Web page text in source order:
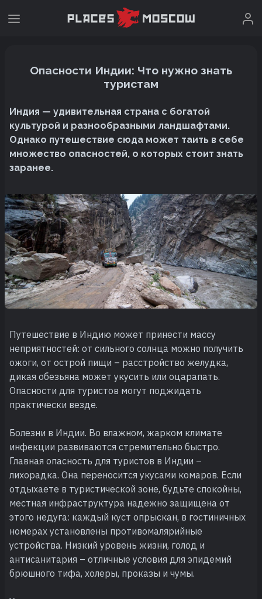
Опасности Индии: Что нужно знать
туристам
Индия — удивительная страна с богатой
культурой и разнообразными ландшафтами.
Однако путешествие сюда может таить в себе
множество опасностей, о которых стоит знать
заранее.
Путешествие в Индию может принести массу
неприятностей: от сильного солнца можно получить
ожоги, от острой пищи – расстройство желудка,
дикая обезьяна может укусить или оцарапать.
Опасности для туристов могут поджидать
практически везде.
Болезни в Индии. Во влажном, жарком климате
инфекции развиваются стремительно быстро.
Главная опасность для туристов в Индии –
лихорадка. Она переносится укусами комаров. Если
отдыхаете в туристической зоне, будьте спокойны,
местная инфраструктура надежно защищена от
этого недуга: каждый куст опрыскан, в гостиничных
номерах установлены противомалярийные
устройства. Низкий уровень жизни, голод и
антисанитария – отличные условия для эпидемий
брюшного тифа, холеры, проказы и чумы.